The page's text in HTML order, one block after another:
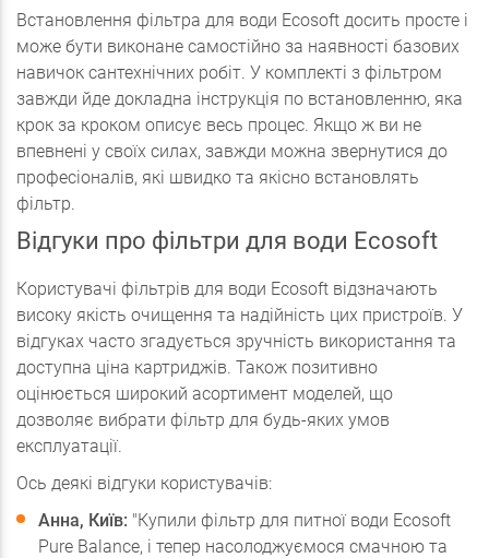
Встановлення фільтра для води Ecosoft досить просте і
може бути виконане самостійно за наявності базових
навичок сантехнічних робіт. У комплекті з фільтром
завжди йде докладна інструкція по встановленню, яка
крок за кроком описує весь процес. Якщо ж ви не
впевнені у своїх силах, завжди можна звернутися до
професіоналів, які швидко та якісно встановлять
фільтр.
Відгуки про фільтри для води Ecosoft
Користувачі фільтрів для води Ecosoft відзначають
високу якість очищення та надійність цих пристроїв. У
відгуках часто згадується зручність використання та
доступна ціна картриджів. Також позитивно
оцінюється широкий асортимент моделей, що
дозволяє вибрати фільтр для будь-яких умов
експлуатації.
Ось деякі відгуки користувачів:
Анна, Київ: "Купили фільтр для питної води Ecosoft
Pure Balance, і тепер насолоджуємося смачною та